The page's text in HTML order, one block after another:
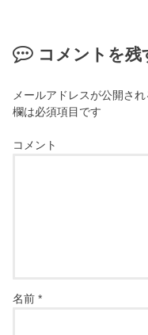
コメントを残
メールアドレスが公開され
欄は必須項目です
コメント
名前*